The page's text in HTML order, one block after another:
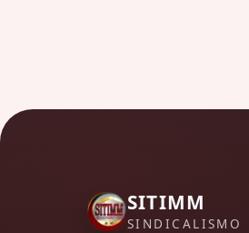
SITIMM
SINDICALISMO